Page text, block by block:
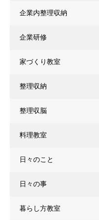
企業内整理収納
企業研修
家づくり教室
整理収納
整理収脳
料理教室
日々のこと
日々の事
暮らし方教室